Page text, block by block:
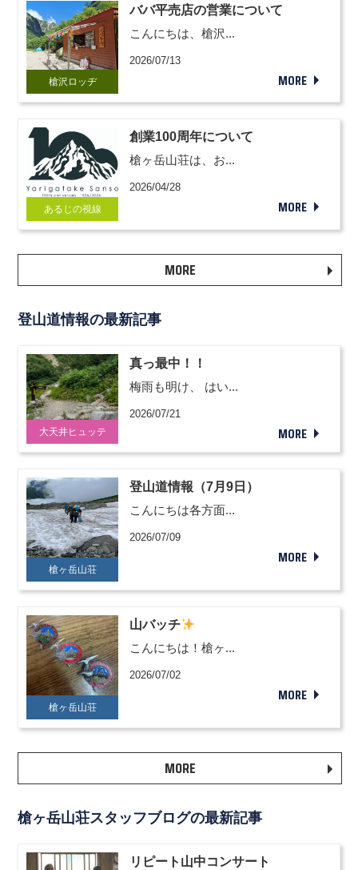
槍沢ロッヂ
ババ平売店の営業について
こんにちは、槍沢...
2026/07/13
MORE
あるじの視線
創業100周年について
槍ヶ岳山荘は、お...
2026/04/28
MORE
MORE
登山道情報の最新記事
大天井ヒュッテ
真っ最中！！
梅雨も明け、 はい...
2026/07/21
MORE
槍ヶ岳山荘
登山道情報（7月9日）
こんにちは各方面...
2026/07/09
MORE
槍ヶ岳山荘
山バッチ
こんにちは！槍ヶ...
2026/07/02
MORE
MORE
槍ヶ岳山荘スタッフブログの最新記事
リピート山中コンサート